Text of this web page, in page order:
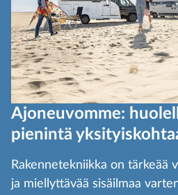
Ajoneuvomme:
pienintä
Rakennetekniikka on tärkeää
ja miellyttävää sisäilmaa